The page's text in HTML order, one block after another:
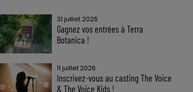
31 juillet 2026
Gagnez vos entrées à Terra
Botanica !
11 juillet 2026
Inscrivez-vous au casting The Voice
& The Voice Kids !